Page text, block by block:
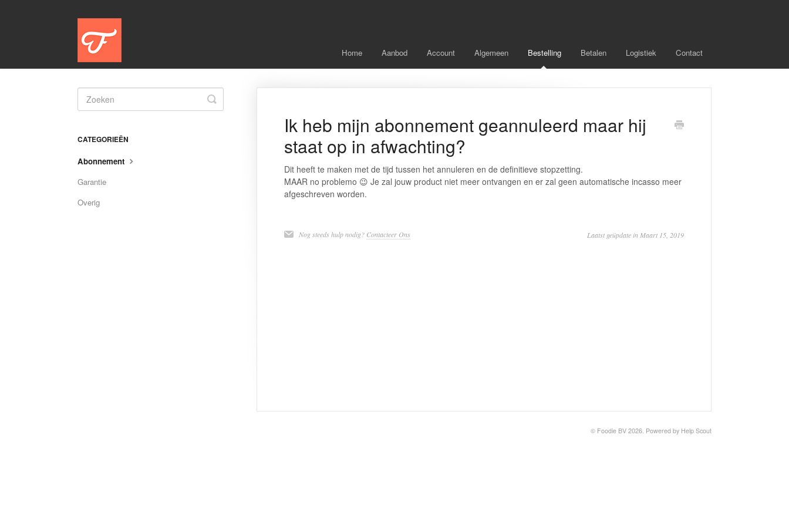
Home Aanbod Account Algemeen Bestelling Betalen Logistiek Contact
Ik heb mijn abonnement geannuleerd maar hij
staat op in afwachting?
Dit heeft te maken met de tijd tussen het annuleren en de definitieve stopzetting.
MAAR no problemo 😉 Je zal jouw product niet meer ontvangen en er zal geen automatische incasso meer
afgeschreven worden.
Nog steeds hulp nodig? Contacteer Ons Laatst geüpdate in Maart 15, 2019
Toggle
Search
CATEGORIEËN
Abonnement
Garantie
Overig
© Foodie BV 2026. Powered by Help Scout